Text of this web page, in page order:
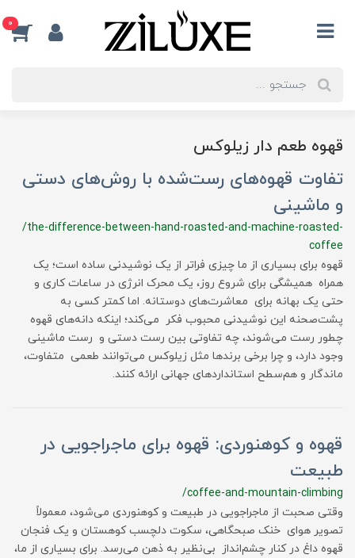
0
قهوه طعم دار زیلوکس
تفاوت قهوه‌های رست‌شده با روش‌های دستی
و ماشینی
/the-difference-between-hand-roasted-and-machine-roasted-
coffee
قهوه برای بسیاری از ما چیزی فراتر از یک نوشیدنی ساده است؛ یک
همراه همیشگی برای شروع روز، یک محرک انرژی در ساعات کاری و
حتی یک بهانه برای معاشرت‌های دوستانه. اما کمتر کسی به
پشت‌صحنه این نوشیدنی محبوب فکر می‌کند؛ اینکه دانه‌های قهوه
چطور رست می‌شوند، چه تفاوتی بین رست دستی و رست ماشینی
وجود دارد، و چرا برخی برندها مثل زیلوکس می‌توانند طعمی متفاوت،
ماندگار و هم‌سطح استانداردهای جهانی ارائه کنند.
قهوه و کوهنوردی: قهوه برای ماجراجویی در
طبیعت
/coffee-and-mountain-climbing
وقتی صحبت از ماجراجویی در طبیعت و کوهنوردی می‌شود، معمولاً
تصویر هوای خنک صبحگاهی، سکوت دلچسب کوهستان و یک فنجان
قهوه داغ در کنار چشم‌انداز بی‌نظیر به ذهن می‌رسد. برای بسیاری از ما،